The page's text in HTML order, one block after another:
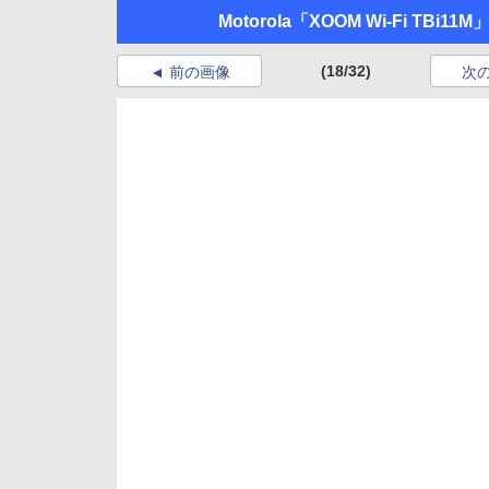
Motorola「XOOM Wi-Fi TBi11M」
前の画像 (18/32) 次